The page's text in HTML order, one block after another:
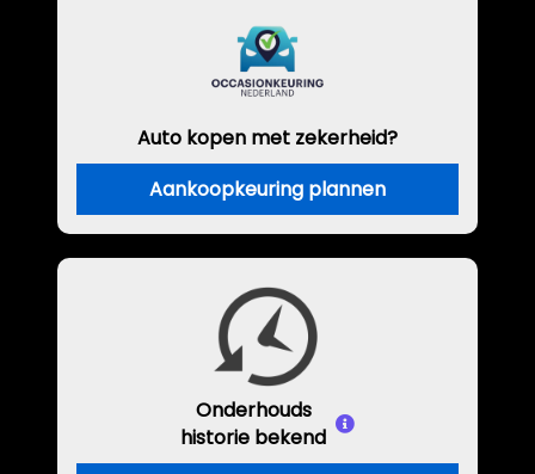
Auto kopen met zekerheid?
Aankoopkeuring plannen
Onderhouds
historie bekend